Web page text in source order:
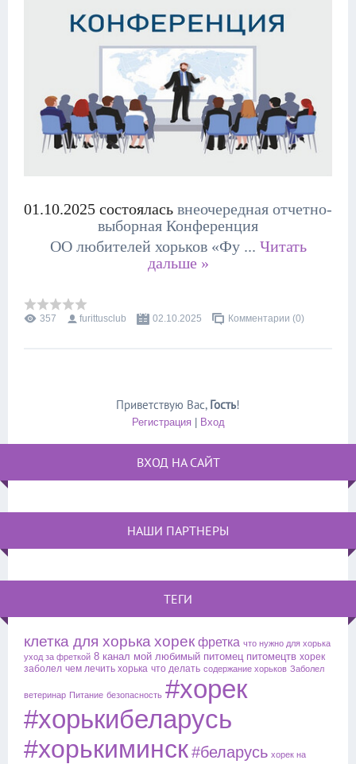
01.10.2025 состоялась внеочередная отчетно-
выборная Конференция
ОО любителей хорьков «Фу ... Читать
дальше »
357 furittusclub 02.10.2025 Комментарии (0)
Приветствую Вас, Гость!
Регистрация| Вход
ВХОД НА САЙТ
НАШИ ПАРТНЕРЫ
ТЕГИ
клетка для хорька хорек фретка что нужно для хорька
уход за фреткой 8 канал мой любимый питомец питомецтв хорек
заболел чем лечить хорька что делать содержание хорьков Заболел
ветеринар Питание безопасность #хорек
#хорькибеларусь
#хорькиминск#беларусь хорек на